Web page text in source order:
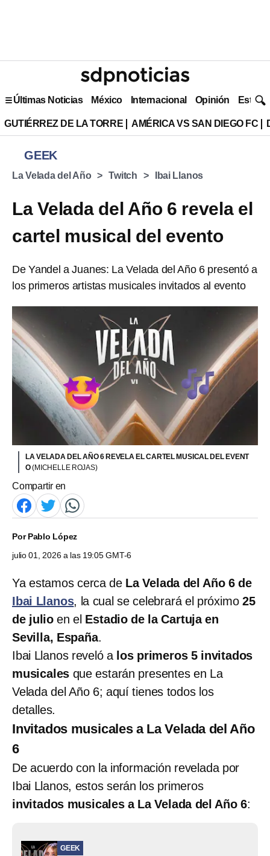
Últimas Noticias México Internacional Opinión Estilo
GUTIÉRREZ DE LA TORRE AMÉRICA VS SAN DIEGO FC
GEEK
La Velada del Año Twitch Ibai Llanos
La Velada del Año 6 revela el
cartel musical del evento
De Yandel a Juanes: La Velada del Año 6 presentó a
los primeros artistas musicales invitados al evento
LA VELADA DEL AÑO 6 REVELA EL CARTEL MUSICAL DEL EVENT
O(MICHELLE ROJAS)
Compartir en
PorPablo López
julio 01, 2026 a las 19:05 GMT-6
Ya estamos cerca de La Velada del Año 6 de
Ibai Llanos, la cual se celebrará el próximo 25
de julio en el Estadio de la Cartuja en
Sevilla, España.
Ibai Llanos reveló a los primeros 5 invitados
musicales que estarán presentes en La
Velada del Año 6; aquí tienes todos los
detalles.
Invitados musicales a La Velada del Año
6
De acuerdo con la información revelada por
Ibai Llanos, estos serán los primeros
invitados musicales a La Velada del Año 6:
GEEK